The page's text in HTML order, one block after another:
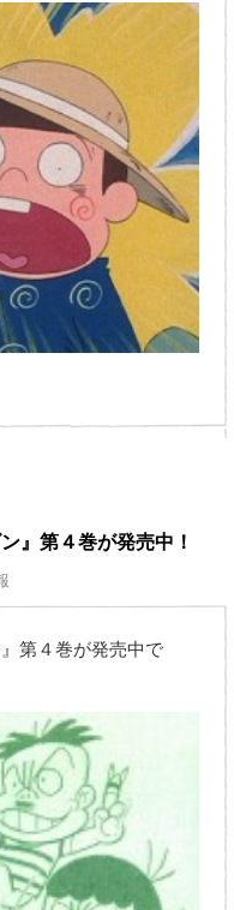
』第４巻が発売中！
第４巻が発売中で